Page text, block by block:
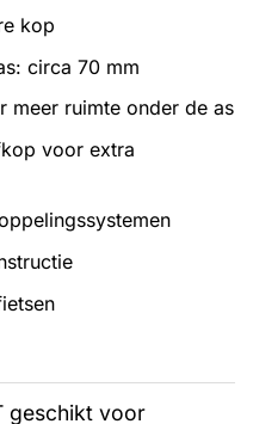
kop
circa 70 mm
meer ruimte onder de as
voor extra
geschikt voor